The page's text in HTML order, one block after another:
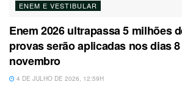
ENEM E VESTIBULAR
Enem 2026 ultrapassa 5 milhões
provas serão aplicadas nos dias
novembro
4 DE JULHO DE 2026, 12:59H